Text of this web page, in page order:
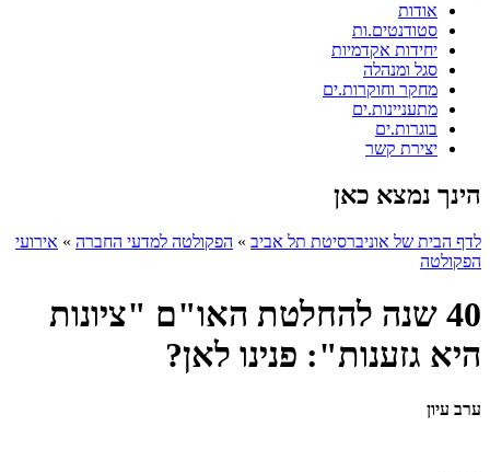
אודות
סטודנטים.ות
יחידות אקדמיות
סגל ומנהלה
מחקר וחוקרות.ים
מתעניינות.ים
בוגרות.ים
יצירת קשר
הינך נמצא כאן
לדף הבית של אוניברסיטת תל אביב » הפקולטה למדעי החברה » אירועי
הפקולטה
40 שנה להחלטת האו"ם "ציונות
היא גזענות": פנינו לאן?
ערב עיון